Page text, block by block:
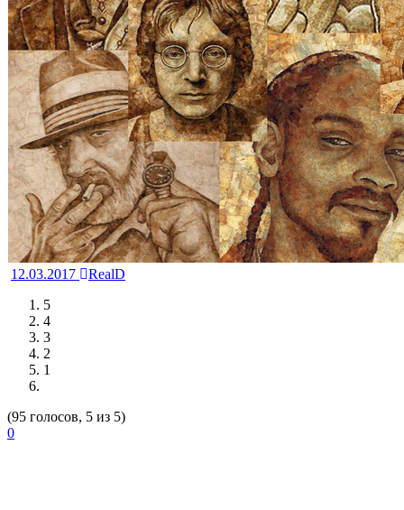
12.03.2017
RealD
5
4
3
2
1
(95 голосов, 5 из 5)
0